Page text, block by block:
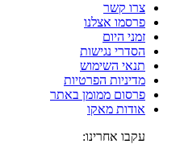
צרו קשר
פרסמו אצלנו
זמני היום
הסדרי נגישות
תנאי השימוש
מדיניות הפרטיות
פרסום ממומן באתר
אודות מאקו
עקבו אחרינו: